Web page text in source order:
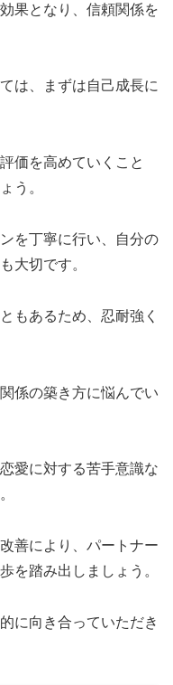
果となり、信頼関係を
は、まずは自己成長に
価を高めていくこと
う。
を丁寧に行い、自分の
大切です。
もあるため、忍耐強く
係の築き方に悩んでい
愛に対する苦手意識な
善により、パートナー
を踏み出しましょう。
に向き合っていただき